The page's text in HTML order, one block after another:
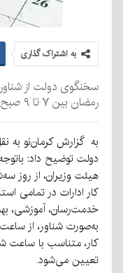
به اشتراک گذاری
سخنگوی دولت از
رمضان بین ۷ تا ۹ صبح خبر داد.
به گزارش کرمان‌نو به
دولت توضیح داد:
کار ادارات در تمامی
خدمت‌رسان، آموزشی،
کار، متناسب با ساعت
تعیین می‌شود.